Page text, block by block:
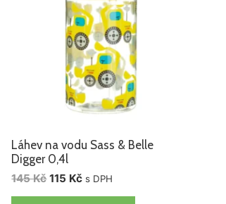
Láhev na vodu Sass & Belle
Digger 0,4l
145Kč 115 Kč s DPH